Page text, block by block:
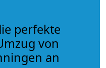
perfekte
von
an